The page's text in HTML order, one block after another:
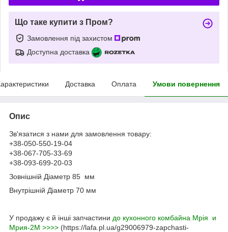
Що таке купити з Пром?
Замовлення під захистом
Доступна доставка
Доставка Оплата Умови повернення
Опис
Зв'язатися з нами для замовлення товару:
+38-050-550-19-04
+38-067-705-33-69
+38-093-699-20-03
Зовнішній Діаметр 85 мм
Внутрішній Діаметр 70 мм
У продажу є й інші запчастини до кухонного комбайна Мрія и
Мрия-2М >>>> (https://lafa.pl.ua/g29006979-zapchasti-